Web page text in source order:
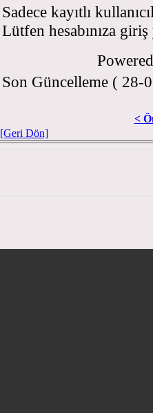
Sadece kayıtlı
Lütfen hesabınıza
Son Güncelleme ( 28-
<
[Geri Dön]